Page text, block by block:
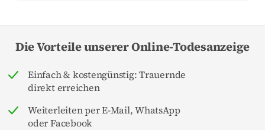
Die Vorteile unserer Online-Todesanzeige
Einfach & kostengünstig: Trauernde
direkt erreichen
Weiterleiten per E-Mail, WhatsApp
oder Facebook